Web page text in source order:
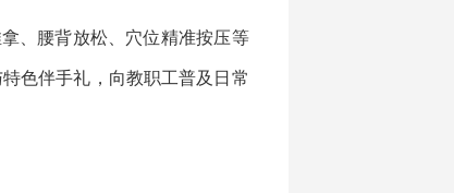
、腰背放松、穴位精准按压等
色伴手礼，向教职工普及日常